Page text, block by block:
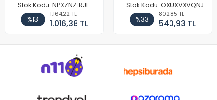
Stok Kodu: NPXZNZLRJI
%13
1.164,22 TL
1.016,38 TL
Stok Kodu: OXUXVXVQNJ
%33
802,85 TL
540,93 TL